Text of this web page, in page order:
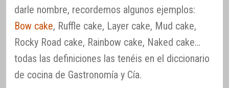
darle nombre, recordemos algunos ejemplos:
Bow cake, Ruffle cake, Layer cake, Mud cake,
Rocky Road cake, Rainbow cake, Naked cake…
todas las definiciones las tenéis en el diccionario
de cocina de Gastronomía y Cía.